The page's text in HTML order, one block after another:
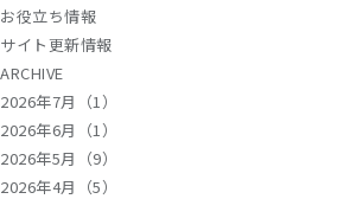
お役立ち情報
サイト更新情報
ARCHIVE
2026年7月（1）
2026年6月（1）
2026年5月（9）
2026年4月（5）